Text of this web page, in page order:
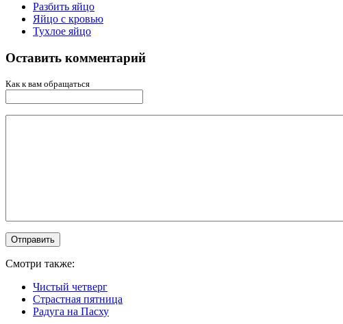
Разбить яйцо
Яйцо с кровью
Тухлое яйцо
Оставить комментарий
Как к вам обращаться
Смотри также:
Чистый четверг
Страстная пятница
Радуга на Пасху